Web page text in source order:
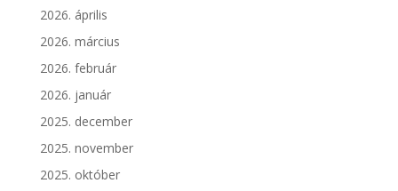
2026. április
2026. március
2026. február
2026. január
2025. december
2025. november
2025. október